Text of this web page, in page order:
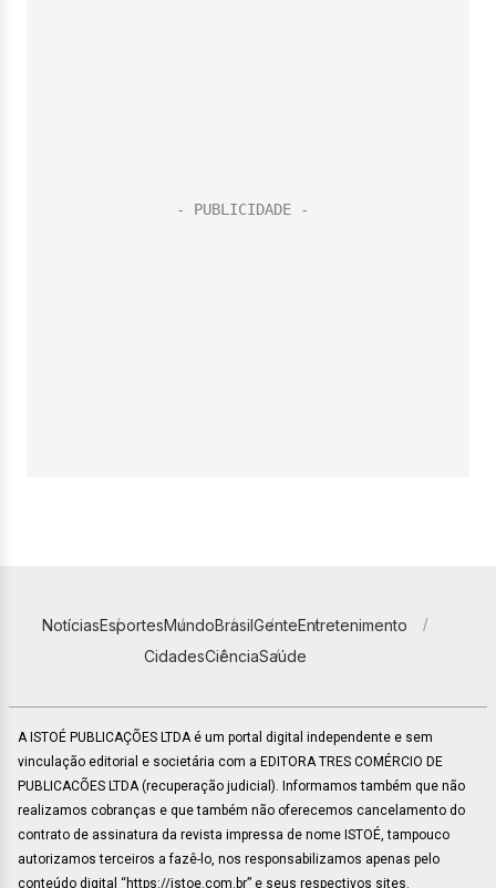
NotíciasEsportesMundoBrasilGenteEntretenimento
CidadesCiênciaSaúde
A ISTOÉ PUBLICAÇÕES LTDA é um portal digital independente e sem
vinculação editorial e societária com a EDITORA TRES COMÉRCIO DE
PUBLICACÕES LTDA (recuperação judicial). Informamos também que não
realizamos cobranças e que também não oferecemos cancelamento do
contrato de assinatura da revista impressa de nome ISTOÉ, tampouco
autorizamos terceiros a fazê-lo, nos responsabilizamos apenas pelo
conteúdo digital “https://istoe.com.br” e seus respectivos sites.